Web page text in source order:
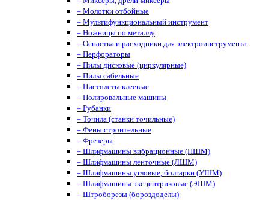
– Молотки отбойные
– Мультифункциональный инструмент
– Ножницы по металлу
– Оснастка и расходники для электроинструмента
– Перфораторы
– Пилы дисковые (циркулярные)
– Пилы сабельные
– Пистолеты клеевые
– Полировальные машины
– Рубанки
– Точила (станки точильные)
– Фены строительные
– Фрезеры
– Шлифмашины вибрационные (ПШМ)
– Шлифмашины ленточные (ЛШМ)
– Шлифмашины угловые, болгарки (УШМ)
– Шлифмашины эксцентриковые (ЭШМ)
– Штроборезы (бороздоделы)